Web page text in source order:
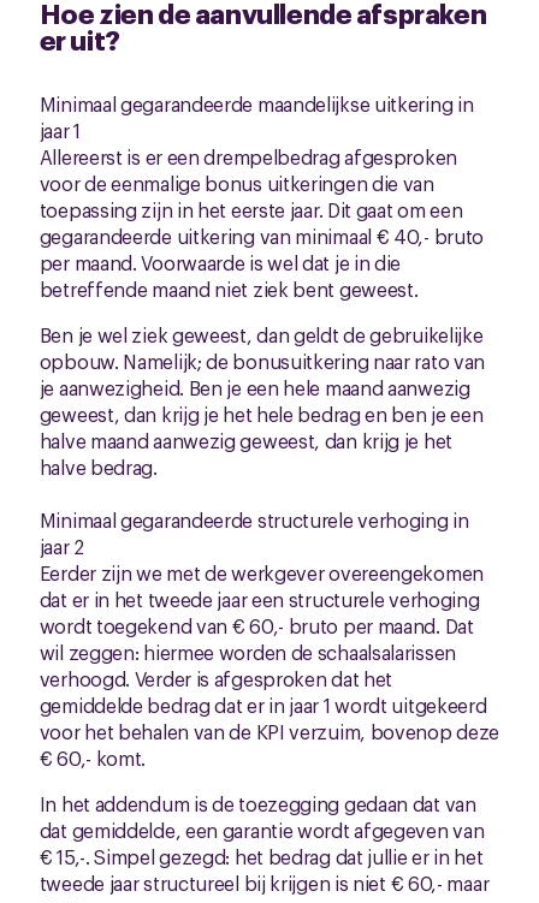
Hoe zien de aanvullende afspraken
er uit?
Minimaal gegarandeerde maandelijkse uitkering in
jaar 1
Allereerst is er een drempelbedrag afgesproken
voor de eenmalige bonus uitkeringen die van
toepassing zijn in het eerste jaar. Dit gaat om een
gegarandeerde uitkering van minimaal € 40,- bruto
per maand. Voorwaarde is wel dat je in die
betreffende maand niet ziek bent geweest.
Ben je wel ziek geweest, dan geldt de gebruikelijke
opbouw. Namelijk; de bonusuitkering naar rato van
je aanwezigheid. Ben je een hele maand aanwezig
geweest, dan krijg je het hele bedrag en ben je een
halve maand aanwezig geweest, dan krijg je het
halve bedrag.
Minimaal gegarandeerde structurele verhoging in
jaar 2
Eerder zijn we met de werkgever overeengekomen
dat er in het tweede jaar een structurele verhoging
wordt toegekend van € 60,- bruto per maand. Dat
wil zeggen: hiermee worden de schaalsalarissen
verhoogd. Verder is afgesproken dat het
gemiddelde bedrag dat er in jaar 1 wordt uitgekeerd
voor het behalen van de KPI verzuim, bovenop deze
€ 60,- komt.
In het addendum is de toezegging gedaan dat van
dat gemiddelde, een garantie wordt afgegeven van
€ 15,-. Simpel gezegd: het bedrag dat jullie er in het
tweede jaar structureel bij krijgen is niet € 60,- maar